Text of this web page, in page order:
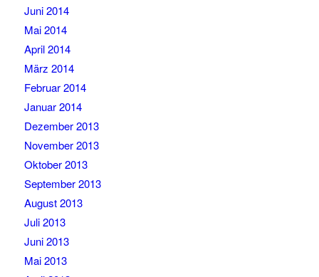
Juni 2014
Mai 2014
April 2014
März 2014
Februar 2014
Januar 2014
Dezember 2013
November 2013
Oktober 2013
September 2013
August 2013
Juli 2013
Juni 2013
Mai 2013